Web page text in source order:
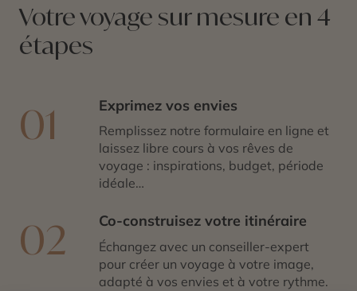
Votre voyage sur mesure en 4
étapes
01 Exprimez vos envies
Remplissez notre formulaire en ligne et
laissez libre cours à vos rêves de
voyage : inspirations, budget, période
idéale…
02 Co-construisez votre itinéraire
Échangez avec un conseiller-expert
pour créer un voyage à votre image,
adapté à vos envies et à votre rythme.